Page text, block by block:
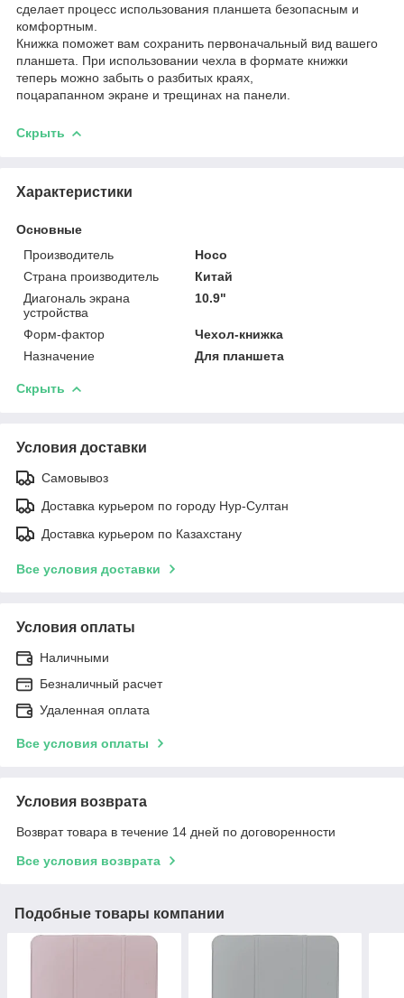
сделает процесс использования планшета безопасным и
комфортным.
Книжка поможет вам сохранить первоначальный вид вашего
планшета. При использовании чехла в формате книжки
теперь можно забыть о разбитых краях,
поцарапанном экране и трещинах на панели.
Скрыть
Характеристики
Основные
Производитель
Hoco
Страна производитель
Китай
Диагональ экрана
устройства
10.9"
Форм-фактор
Чехол-книжка
Назначение
Для планшета
Скрыть
Условия доставки
Самовывоз
Доставка курьером по городу Нур-Султан
Доставка курьером по Казахстану
Все условия доставки
Условия оплаты
Наличными
Безналичный расчет
Удаленная оплата
Все условия оплаты
Условия возврата
Возврат товара в течение 14 дней по договоренности
Все условия возврата
Подобные товары компании